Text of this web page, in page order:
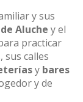
y sus
Aluche y el
practicar
sus calles
y bares
y de